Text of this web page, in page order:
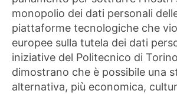
monopolio dei dati personali
piattaforme tecnologiche che
europee sulla tutela dei dati
iniziative del Politecnico di
dimostrano che è possibile una
alternativa, più economica,